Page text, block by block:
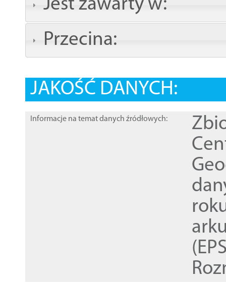
Jest zawarty w:
Przecina:
JAKOŚĆ DANYCH:
Informacje na temat danych źródłowych: